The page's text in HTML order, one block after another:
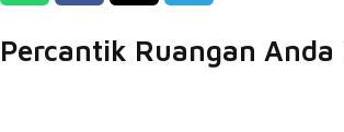
Percantik Ruangan